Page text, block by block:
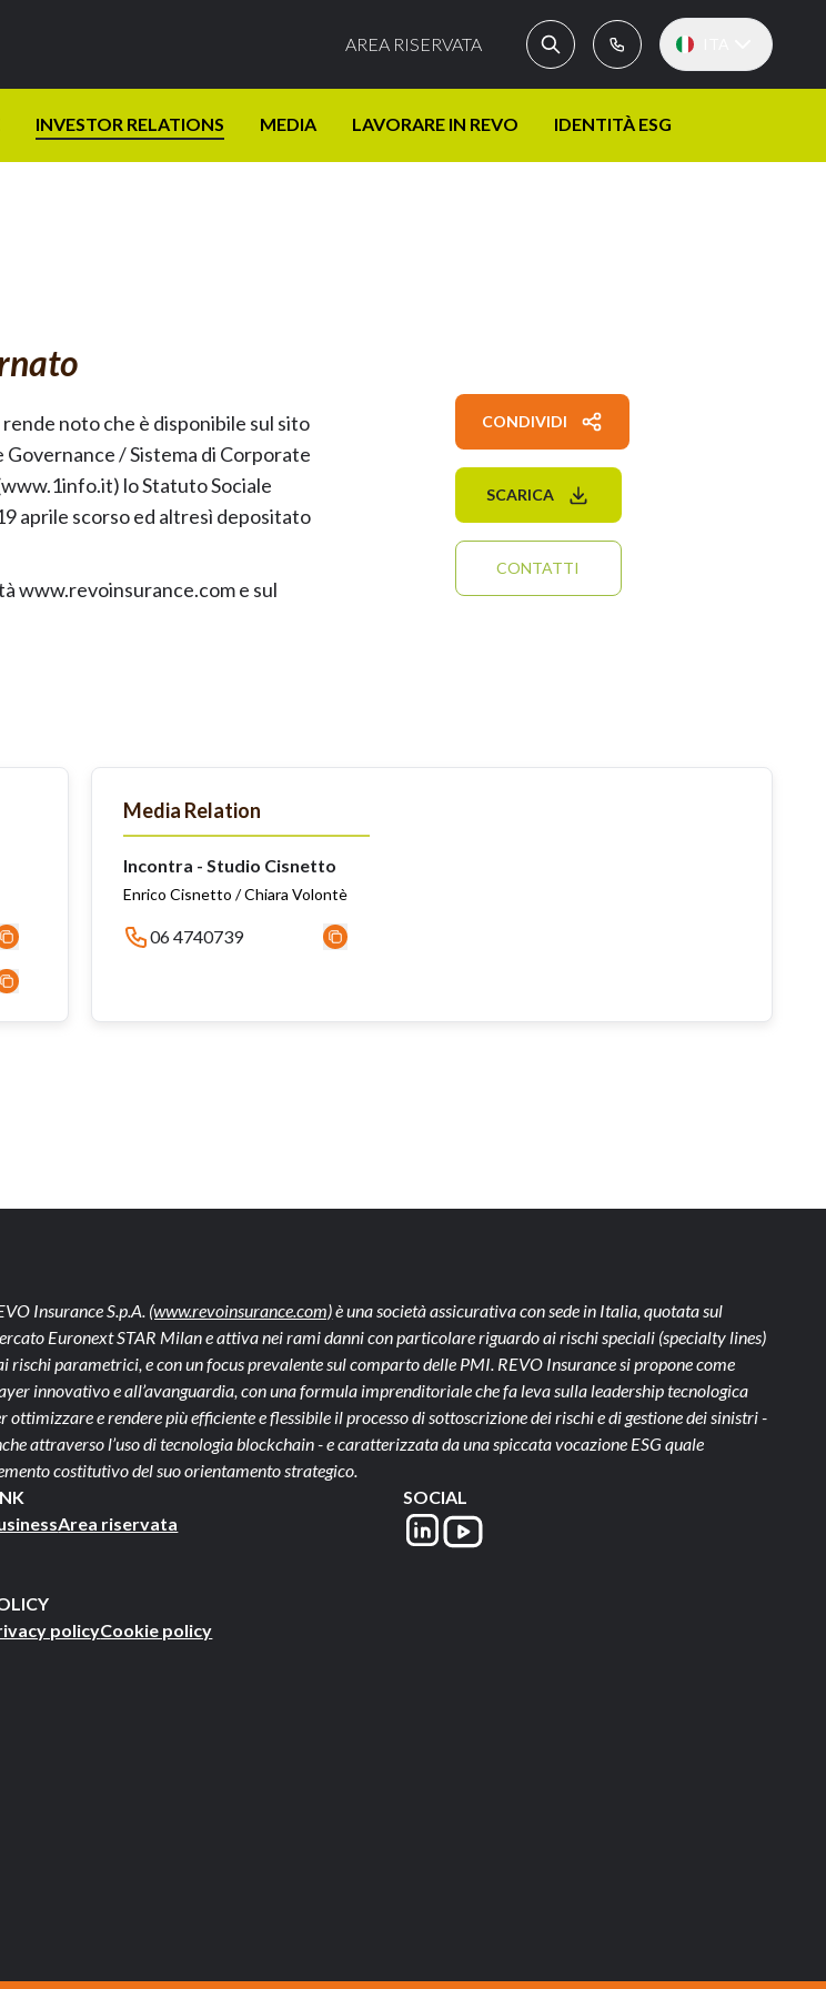
AREA RISERVATA
INVESTOR RELATIONS MEDIA LAVORARE IN REVO IDENTITÀ ESG
rende noto che è disponibile sul sito
/ Sistema di Corporate
lo Statuto Sociale
aprile scorso ed altresì depositato
www.revoinsurance.com e sul
CONDIVIDI
SCARICA
CONTATTI
Media Relation
Incontra - Studio Cisnetto
Enrico Cisnetto / Chiara Volontè
06 4740739
Insurance S.p.A. (www.revoinsurance.com)è una società assicurativa con sede in Italia, quotata sul
Euronext STAR Milan e attiva nei rami danni con particolare riguardo ai rischi speciali (specialty lines)
rischi parametrici, e con un focus prevalente sul comparto delle PMI. REVO Insurance si propone come
innovativo e all’avanguardia, con una formula imprenditoriale che fa leva sulla leadership tecnologica
ottimizzare e rendere più efficiente e flessibile il processo di sottoscrizione dei rischi e di gestione dei sinistri -
attraverso l’uso di tecnologia blockchain - e caratterizzata da una spiccata vocazione ESG quale
costitutivo del suo orientamento strategico.
Area riservata
policyCookie policy
SOCIAL